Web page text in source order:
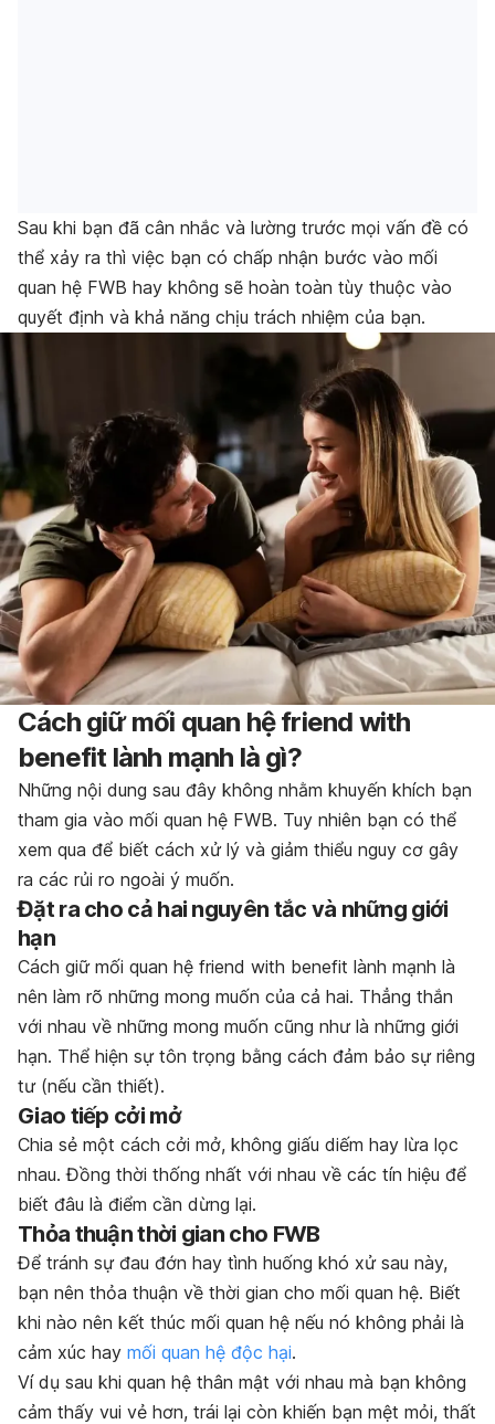
Sau khi bạn đã cân nhắc và lường trước mọi vấn đề có
thể xảy ra thì việc bạn có chấp nhận bước vào mối
quan hệ FWB hay không sẽ hoàn toàn tùy thuộc vào
quyết định và khả năng chịu trách nhiệm của bạn.
Cách giữ mối quan hệ friend with
benefit lành mạnh là gì?
Những nội dung sau đây không nhằm khuyến khích bạn
tham gia vào mối quan hệ FWB. Tuy nhiên bạn có thể
xem qua để biết cách xử lý và giảm thiểu nguy cơ gây
ra các rủi ro ngoài ý muốn.
Đặt ra cho cả hai nguyên tắc và những giới
hạn
Cách giữ mối quan hệ friend with benefit lành mạnh là
nên làm rõ những mong muốn của cả hai. Thẳng thắn
với nhau về những mong muốn cũng như là những giới
hạn. Thể hiện sự tôn trọng bằng cách đảm bảo sự riêng
tư (nếu cần thiết).
Giao tiếp cởi mở
Chia sẻ một cách cởi mở, không giấu diếm hay lừa lọc
nhau. Đồng thời thống nhất với nhau về các tín hiệu để
biết đâu là điểm cần dừng lại.
Thỏa thuận thời gian cho FWB
Để tránh sự đau đớn hay tình huống khó xử sau này,
bạn nên thỏa thuận về thời gian cho mối quan hệ. Biết
khi nào nên kết thúc mối quan hệ nếu nó không phải là
cảm xúc hay mối quan hệ độc hại.
Ví dụ sau khi quan hệ thân mật với nhau mà bạn không
cảm thấy vui vẻ hơn, trái lại còn khiến bạn mệt mỏi, thất